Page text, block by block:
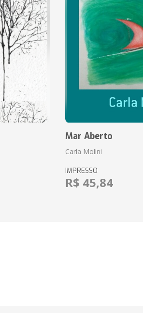
Mar Aberto
Carla Molini
IMPRESSO
R$ 45,84